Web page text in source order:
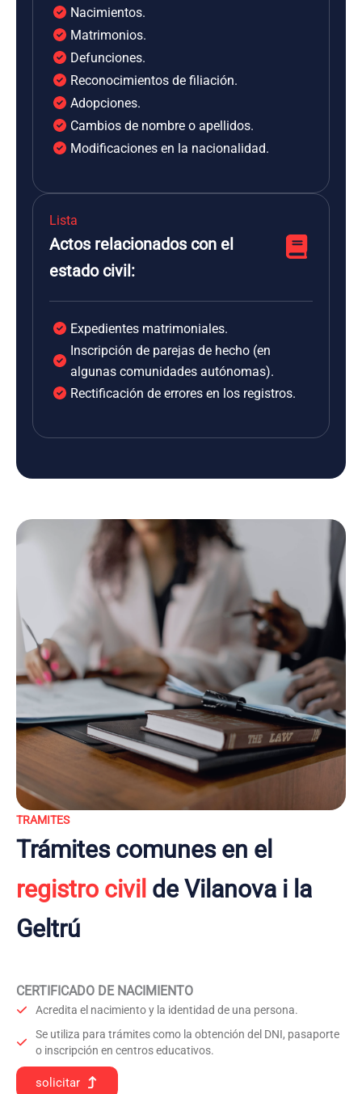
Nacimientos.
Matrimonios.
Defunciones.
Reconocimientos de filiación.
Adopciones.
Cambios de nombre o apellidos.
Modificaciones en la nacionalidad.
Lista
Actos relacionados con el
estado civil:
Expedientes matrimoniales.
Inscripción de parejas de hecho (en
algunas comunidades autónomas).
Rectificación de errores en los registros.
TRAMITES
Trámites comunes en el
registro civil de Vilanova i la
Geltrú
CERTIFICADO DE NACIMIENTO
Acredita el nacimiento y la identidad de una persona.
Se utiliza para trámites como la obtención del DNI, pasaporte
o inscripción en centros educativos.
solicitar